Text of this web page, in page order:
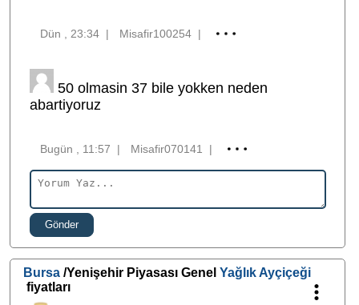
Dün , 23:34 | Misafir100254 |
50 olmasin 37 bile yokken neden
abartiyoruz
Bugün , 11:57 | Misafir070141 |
Gönder
Bursa /Yenişehir Piyasası GenelYağlık Ayçiçeği
fiyatları